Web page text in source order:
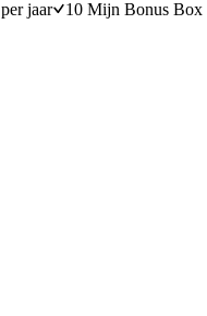
jaar 10 Mijn Bonus Box